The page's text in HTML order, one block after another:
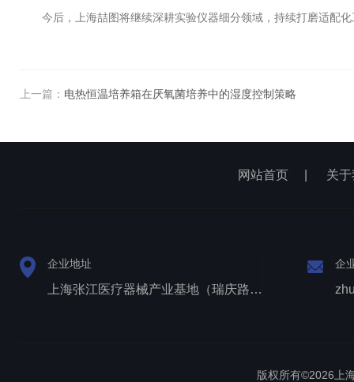
今后，上海喆图将继续深耕实验仪器细分领域，持续打磨适配
上一篇： 电热恒温培养箱在厌氧菌培养中的湿度控制策略
网站首页 关
企业地址
上海张江医疗器械产业基地（瑞庆路528号）
企
版权所有©2026